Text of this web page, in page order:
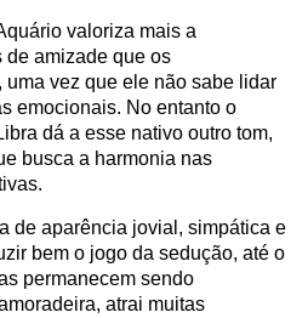
valoriza mais a
de amizade que os
vez que ele não sabe lidar
emocionais. No entanto o
dá a esse nativo outro tom,
busca a harmonia nas
de aparência jovial, simpática e
bem o jogo da sedução, até o
permanecem sendo
atrai muitas